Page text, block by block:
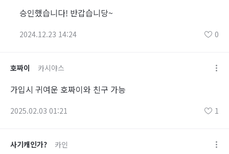
승인했습니다! 반갑습니당~
2024.12.23 14:24 0
호짜이 카시야스
가입시 귀여운 호짜이와 친구 가능
2025.02.03 01:21 1
사기캐인가? 카인